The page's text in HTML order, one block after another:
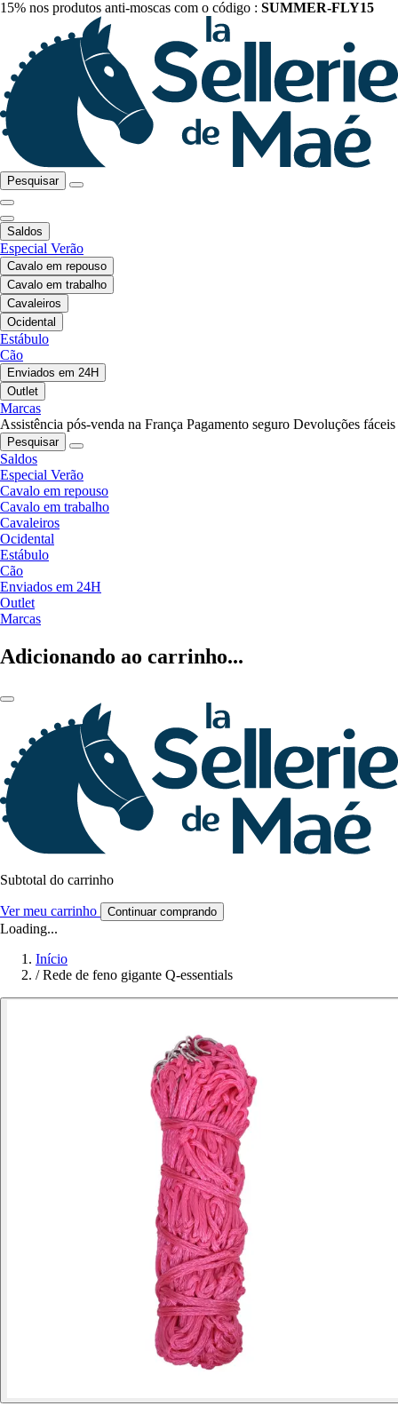
15% nos produtos anti-moscas com o código : SUMMER-FLY15
Pesquisar
Saldos
Especial Verão
Cavalo em repouso
Cavalo em trabalho
Cavaleiros
Ocidental
Estábulo
Cão
Enviados em 24H
Outlet
Marcas
Assistência pós-venda na França Pagamento seguro Devoluções fáceis
Pesquisar
Saldos
Especial Verão
Cavalo em repouso
Cavalo em trabalho
Cavaleiros
Ocidental
Estábulo
Cão
Enviados em 24H
Outlet
Marcas
Adicionando ao carrinho...
Subtotal do carrinho
Ver meu carrinho Continuar comprando
Loading...
Início
/ Rede de feno gigante Q-essentials